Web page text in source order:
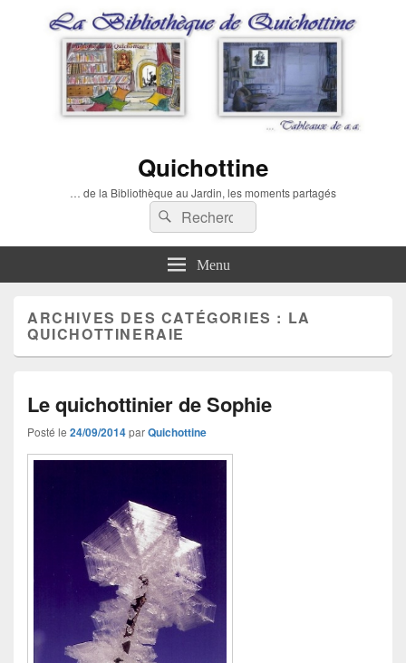
Quichottine
… de la Bibliothèque au Jardin, les moments partagés
Recherche :
Rechercher
Menu
ARCHIVES DES CATÉGORIES : LA
QUICHOTTINERAIE
Le quichottinier de Sophie
Posté le 24/09/2014parQuichottine